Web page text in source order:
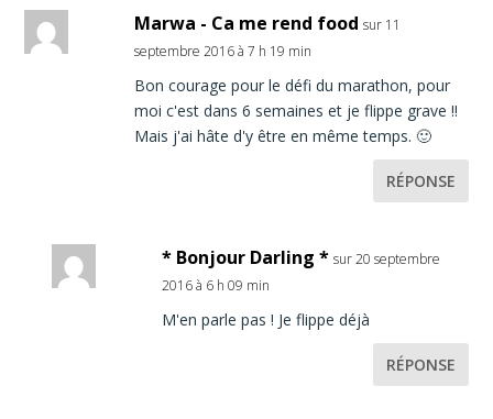
Marwa - Ca me rend food sur 11
septembre 2016 à 7 h 19 min
Bon courage pour le défi du marathon, pour
moi c'est dans 6 semaines et je flippe grave !!
Mais j'ai hâte d'y être en même temps. 🙂
RÉPONSE
* Bonjour Darling * sur 20 septembre
2016 à 6 h 09 min
M'en parle pas ! Je flippe déjà
RÉPONSE